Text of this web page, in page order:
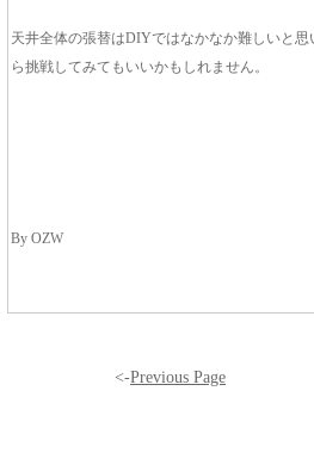
天井全体の張替はDIYではなかなか難しいと
ら挑戦してみてもいいかもしれません。
By OZW
<-Previous Page